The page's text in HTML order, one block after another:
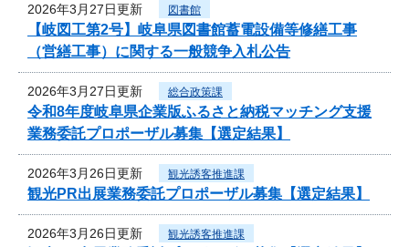
2026年3月27日更新 図書館
【岐図工第2号】岐阜県図書館蓄電設備等修繕工事
（営繕工事）に関する一般競争入札公告
2026年3月27日更新 総合政策課
令和8年度岐阜県企業版ふるさと納税マッチング支援
業務委託プロポーザル募集【選定結果】
2026年3月26日更新 観光誘客推進課
観光PR出展業務委託プロポーザル募集【選定結果】
2026年3月26日更新 観光誘客推進課